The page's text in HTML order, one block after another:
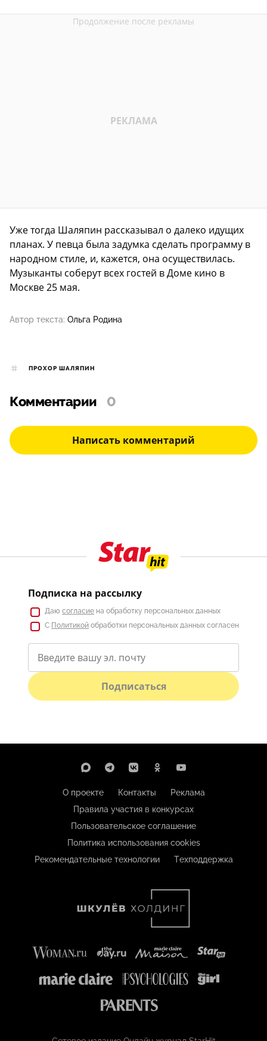
Уже тогда Шаляпин рассказывал о далеко идущих
планах. У певца была задумка сделать программу в
народном стиле, и, кажется, она осуществилась.
Музыканты соберут всех гостей в Доме кино в
Москве 25 мая.
Автор текста: Ольга Родина
ПРОХОР ШАЛЯПИН
Комментарии 0
Написать комментарий
Подписка на рассылку
Даю согласие на обработку персональных данных
С Политикой обработки персональных данных согласен
Подписаться
О проекте Контакты
Реклама
Правила участия в конкурсах
Пользовательское соглашение
Политика использования cookies
Рекомендательные технологии
Техподдержка